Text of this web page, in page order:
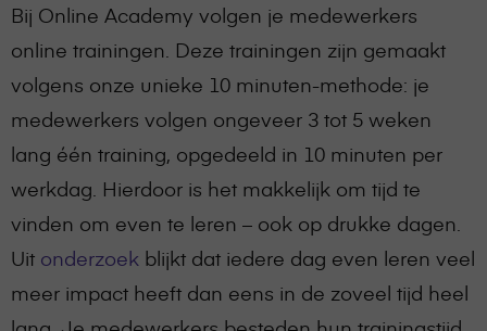
Bij Online Academy volgen je medewerkers
online trainingen. Deze trainingen zijn gemaakt
volgens onze unieke 10 minuten-methode: je
medewerkers volgen ongeveer 3 tot 5 weken
lang één training, opgedeeld in 10 minuten per
werkdag. Hierdoor is het makkelijk om tijd te
vinden om even te leren – ook op drukke dagen.
Uit onderzoek blijkt dat iedere dag even leren veel
meer impact heeft dan eens in de zoveel tijd heel